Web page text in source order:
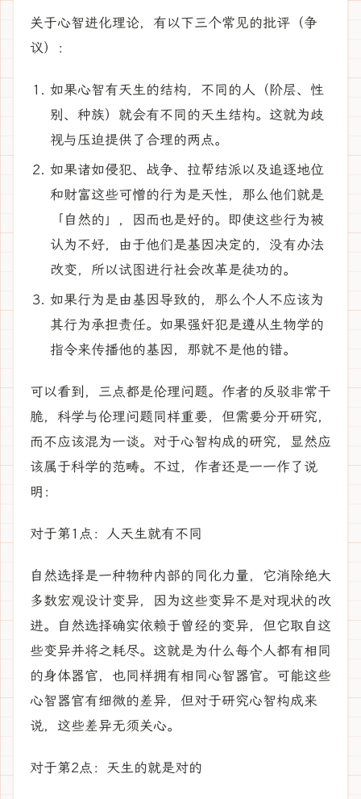
关于心智进化理论，有以下三个常见的批评（争
议）：
如果心智有天生的结构，不同的人（阶层、性
别、种族）就会有不同的天生结构。这就为歧
视与压迫提供了合理的两点。
如果诸如侵犯、战争、拉帮结派以及追逐地位
和财富这些可憎的行为是天性，那么他们就是
「自然的」，因而也是好的。即使这些行为被
认为不好，由于他们是基因决定的，没有办法
改变，所以试图进行社会改革是徒功的。
如果行为是由基因导致的，那么个人不应该为
其行为承担责任。如果强奸犯是遵从生物学的
指令来传播他的基因，那就不是他的错。
可以看到，三点都是伦理问题。作者的反驳非常干
脆，科学与伦理问题同样重要，但需要分开研究，
而不应该混为一谈。对于心智构成的研究，显然应
该属于科学的范畴。不过，作者还是一一作了说
明：
对于第1点：人天生就有不同
自然选择是一种物种内部的同化力量，它消除绝大
多数宏观设计变异，因为这些变异不是对现状的改
进。自然选择确实依赖于曾经的变异，但它取自这
些变异并将之耗尽。这就是为什么每个人都有相同
的身体器官，也同样拥有相同心智器官。可能这些
心智器官有细微的差异，但对于研究心智构成来
说，这些差异无须关心。
对于第2点：天生的就是对的